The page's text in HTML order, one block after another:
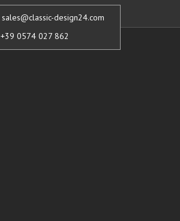
sales@classic-design24.com
+39 0574 027 862